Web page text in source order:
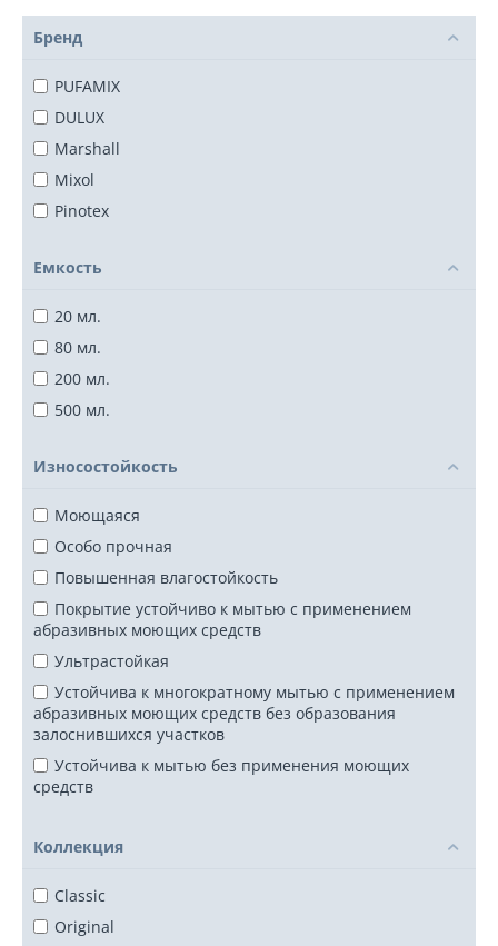
Бренд
PUFAMIX
DULUX
Marshall
Mixol
Pinotex
Емкость
20 мл.
80 мл.
200 мл.
500 мл.
Износостойкость
Моющаяся
Особо прочная
Повышенная влагостойкость
Покрытие устойчиво к мытью с применением
абразивных моющих средств
Ультрастойкая
Устойчива к многократному мытью с применением
абразивных моющих средств без образования
залоснившихся участков
Устойчива к мытью без применения моющих
средств
средств
Коллекция
Classic
Original